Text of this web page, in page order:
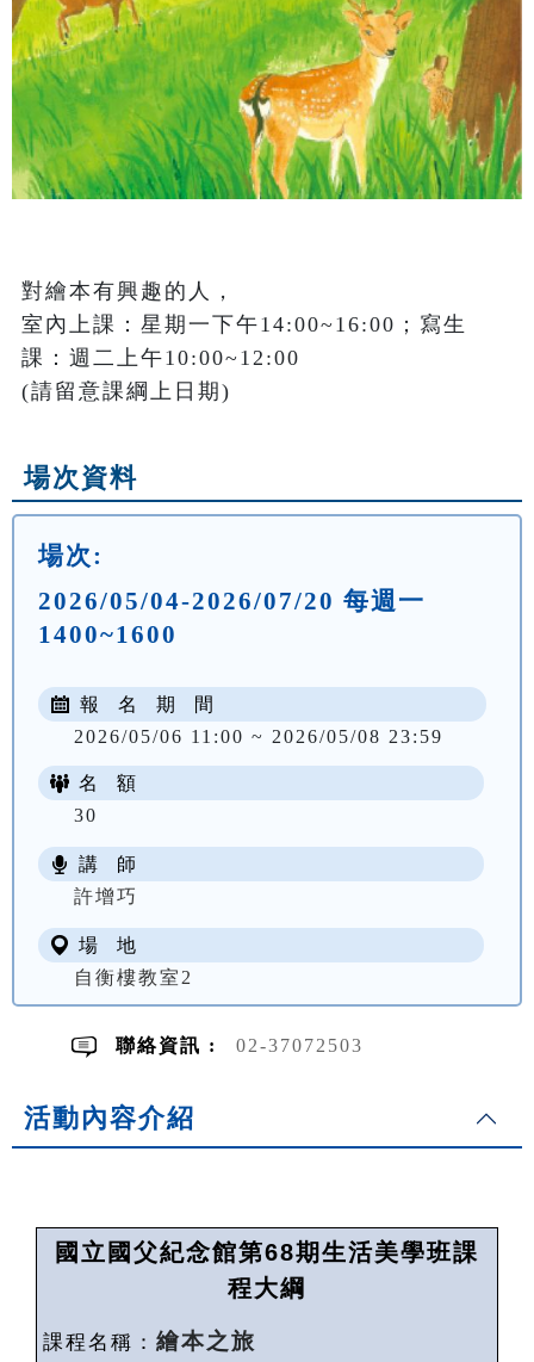
對繪本有興趣的人，
室內上課：星期一下午14:00~16:00；寫生
課：週二上午10:00~12:00
(請留意課綱上日期)
場次資料
場次:
2026/05/04-2026/07/20 每週一
1400~1600
報 名 期 間
2026/05/06 11:00 ~ 2026/05/08 23:59
名 額
30
講 師
許增巧
場 地
自衡樓教室2
聯絡資訊 : 02-37072503
活動內容介紹
國立國父紀念館第68期生活美學班課
程大綱
課程名稱： 繪本之旅